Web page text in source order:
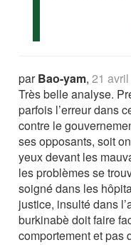
parBao-yam,21
Très belle analyse.
parfois l’erreur dans
contre le
ses opposants, soit
yeux devant les
les problèmes se
soigné dans les
justice, insulté dans
burkinabè doit faire
comportement et pas